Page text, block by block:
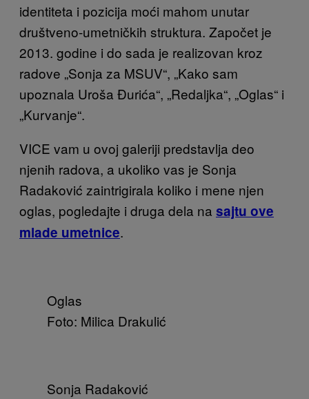
identiteta i pozicija moći mahom unutar
društveno-umetničkih struktura. Započet je
2013. godine i do sada je realizovan kroz
radove „Sonja za MSUV“, „Kako sam
upoznala Uroša Đurića“, „Redaljka“, „Oglas“ i
„Kurvanje“.
VICE vam u ovoj galeriji predstavlja deo
njenih radova, a ukoliko vas je Sonja
Radaković zaintrigirala koliko i mene njen
oglas, pogledajte i druga dela na sajtu ove
mlade umetnice.
Oglas
Foto: Milica Drakulić
Sonja Radaković